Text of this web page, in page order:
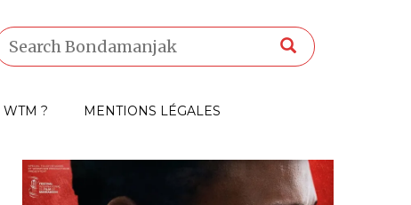
WTM ? MENTIONS LÉGALES